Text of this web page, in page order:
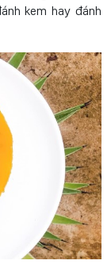
kem hay đánh